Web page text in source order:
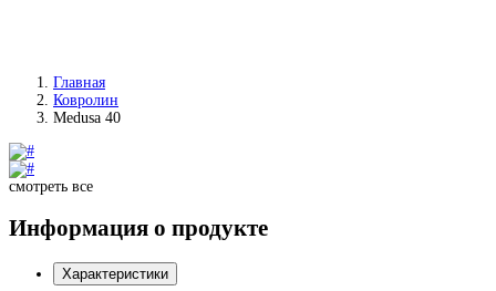
Главная
Ковролин
Medusa 40
смотреть все
Информация о продукте
Характеристики